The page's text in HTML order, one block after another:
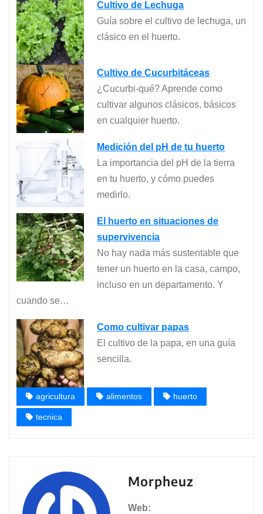
Cultivo de Lechuga
Guía sobre el cultivo de lechuga, un
clásico en el huerto.
Cultivo de Cucurbitáceas
¿Cucurbi-qué? Aprende como
cultivar algunos clásicos, básicos
en cualquier huerto.
Medición del pH de tu huerto
La importancia del pH de la tierra
en tu huerto, y cómo puedes
medirlo.
El huerto en situaciones de
supervivencia
No hay nada más sustentable que
tener un huerto en la casa, campo,
incluso en un departamento. Y
cuando se…
Como cultivar papas
El cultivo de la papa, en una guía
sencilla.
agricultura alimentos huerto
tecnica
Morpheuz
Web: